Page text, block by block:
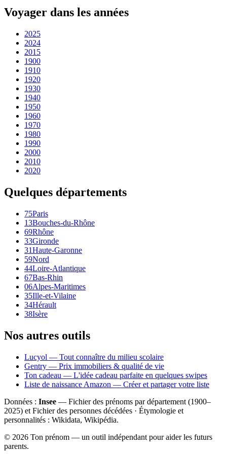
Voyager dans les années
2025
2024
2015
1900
1910
1920
1930
1940
1950
1960
1970
1980
1990
2000
2010
2020
Quelques départements
75Paris
13Bouches-du-Rhône
69Rhône
33Gironde
31Haute-Garonne
59Nord
44Loire-Atlantique
67Bas-Rhin
06Alpes-Maritimes
35Ille-et-Vilaine
34Hérault
38Isère
Nos autres outils
Lucyol — Tout connaître du milieu scolaire
Gentry — Prix immobiliers & qualité de vie
Ton cadeau — L'idée cadeau parfaite en quelques swipes
Liste de naissance Amazon — Créer et partager votre liste
Données : Insee — Fichier des prénoms par département (1900–
2025) et Fichier des personnes décédées · Étymologie et
personnalités : Wikidata, Wikipédia.
© 2026 Ton prénom — un outil indépendant pour aider les futurs
parents.